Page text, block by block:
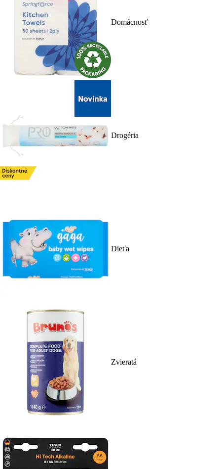
Domácnosť
Drogéria
Dieťa
Zvieratá